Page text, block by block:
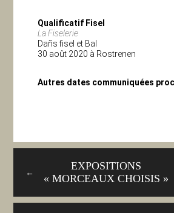
Qualificatif Fisel
La Fiselerie
Dañs fisel et Bal
30 août 2020 à Rostrenen
Autres dates communiquées
←
EXPOSITIONS
« MORCEAUX CHOISIS »